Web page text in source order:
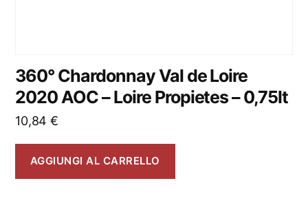
360° Chardonnay Val de Loire
2020 AOC – Loire Propietes – 0,75lt
10,84 €
AGGIUNGI AL CARRELLO